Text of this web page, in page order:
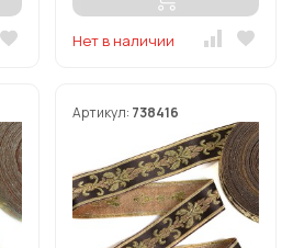
Нет в наличии
Артикул: 738416